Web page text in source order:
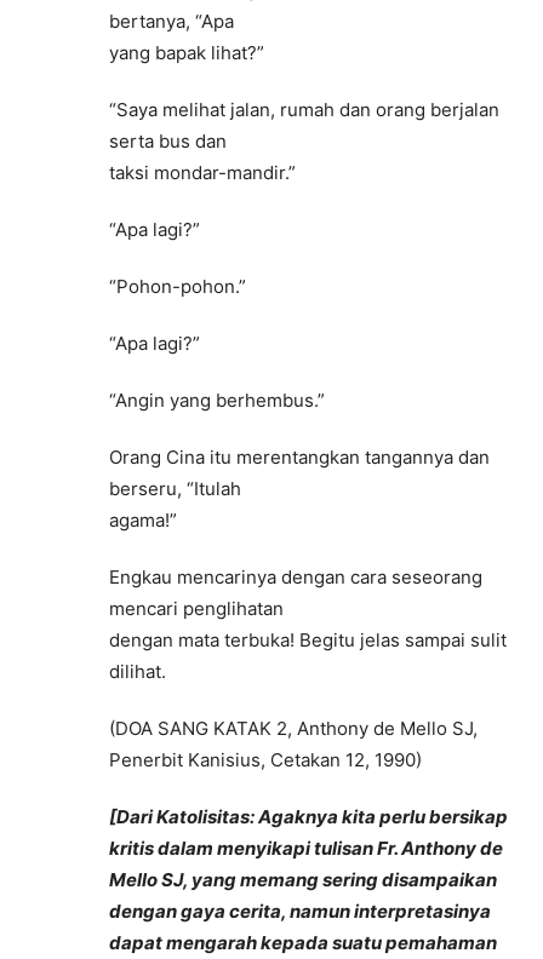
bertanya, “Apa
yang bapak lihat?”
“Saya melihat jalan, rumah dan orang berjalan
serta bus dan
taksi mondar-mandir.”
“Apa lagi?”
“Pohon-pohon.”
“Apa lagi?”
“Angin yang berhembus.”
Orang Cina itu merentangkan tangannya dan
berseru, “Itulah
agama!”
Engkau mencarinya dengan cara seseorang
mencari penglihatan
dengan mata terbuka! Begitu jelas sampai sulit
dilihat.
(DOA SANG KATAK 2, Anthony de Mello SJ,
Penerbit Kanisius, Cetakan 12, 1990)
[Dari Katolisitas: Agaknya kita perlu bersikap
kritis dalam menyikapi tulisan Fr. Anthony de
Mello SJ, yang memang sering disampaikan
dengan gaya cerita, namun interpretasinya
dapat mengarah kepada suatu pemahaman